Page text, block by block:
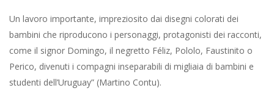
Un lavoro importante, impreziosito dai disegni colorati dei
bambini che riproducono i personaggi, protagonisti dei racconti,
come il signor Domingo, il negretto Féliz, Pololo, Faustinito o
Perico, divenuti i compagni inseparabili di migliaia di bambini e
studenti dell’Uruguay” (Martino Contu).